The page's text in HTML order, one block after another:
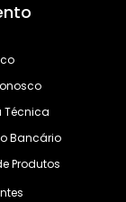
Técnica
Bancário
Produtos